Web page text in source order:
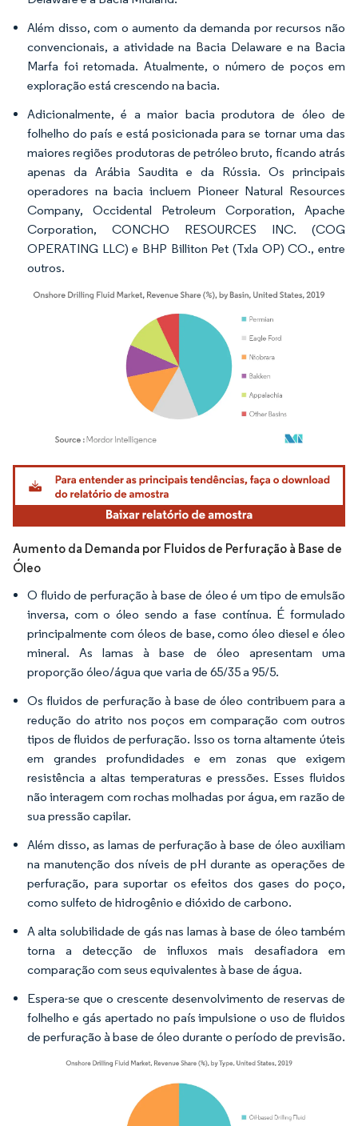
Além disso, com o aumento da demanda por recursos não
convencionais, a atividade na Bacia Delaware e na Bacia
Marfa foi retomada. Atualmente, o número de poços em
exploração está crescendo na bacia.
Adicionalmente, é a maior bacia produtora de óleo de
folhelho do país e está posicionada para se tornar uma das
maiores regiões produtoras de petróleo bruto, ficando atrás
apenas da Arábia Saudita e da Rússia. Os principais
operadores na bacia incluem Pioneer Natural Resources
Company, Occidental Petroleum Corporation, Apache
Corporation, CONCHO RESOURCES INC. (COG
OPERATING LLC) e BHP Billiton Pet (Txla OP) CO., entre
outros.
Imagem © Mordor Intelligence. O reuso requer atribuição conforme CC BY 4.0.
Aumento da Demanda por Fluidos de Perfuração à Base de
Óleo
O fluido de perfuração à base de óleo é um tipo de emulsão
inversa, com o óleo sendo a fase contínua. É formulado
principalmente com óleos de base, como óleo diesel e óleo
mineral. As lamas à base de óleo apresentam uma
proporção óleo/água que varia de 65/35 a 95/5.
Os fluidos de perfuração à base de óleo contribuem para a
redução do atrito nos poços em comparação com outros
tipos de fluidos de perfuração. Isso os torna altamente úteis
em grandes profundidades e em zonas que exigem
resistência a altas temperaturas e pressões. Esses fluidos
não interagem com rochas molhadas por água, em razão de
sua pressão capilar.
Além disso, as lamas de perfuração à base de óleo auxiliam
na manutenção dos níveis de pH durante as operações de
perfuração, para suportar os efeitos dos gases do poço,
como sulfeto de hidrogênio e dióxido de carbono.
A alta solubilidade de gás nas lamas à base de óleo também
torna a detecção de influxos mais desafiadora em
comparação com seus equivalentes à base de água.
Espera-se que o crescente desenvolvimento de reservas de
folhelho e gás apertado no país impulsione o uso de fluidos
de perfuração à base de óleo durante o período de previsão.